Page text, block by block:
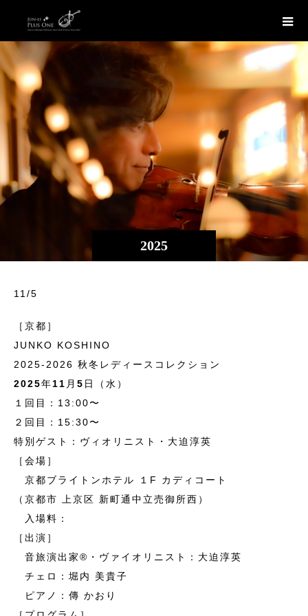
2025
11/5
［京都］
JUNKO KOSHINO
2025-2026 秋冬レディースコレクション
2025年11 月 5 日（水）
１回目：13:00〜
２回目：15:30〜
特別ゲスト：ヴィオリニスト・大迫淳英
［会場］
京都ブライトンホテル １F カディコート
（京都市 上京区 新町通中立売御所西）
入場料：
［出演］
音旅演出家®・ヴァイオリニスト：大迫淳英
チェロ：堀内 美貴子
ピアノ：傳 かおり